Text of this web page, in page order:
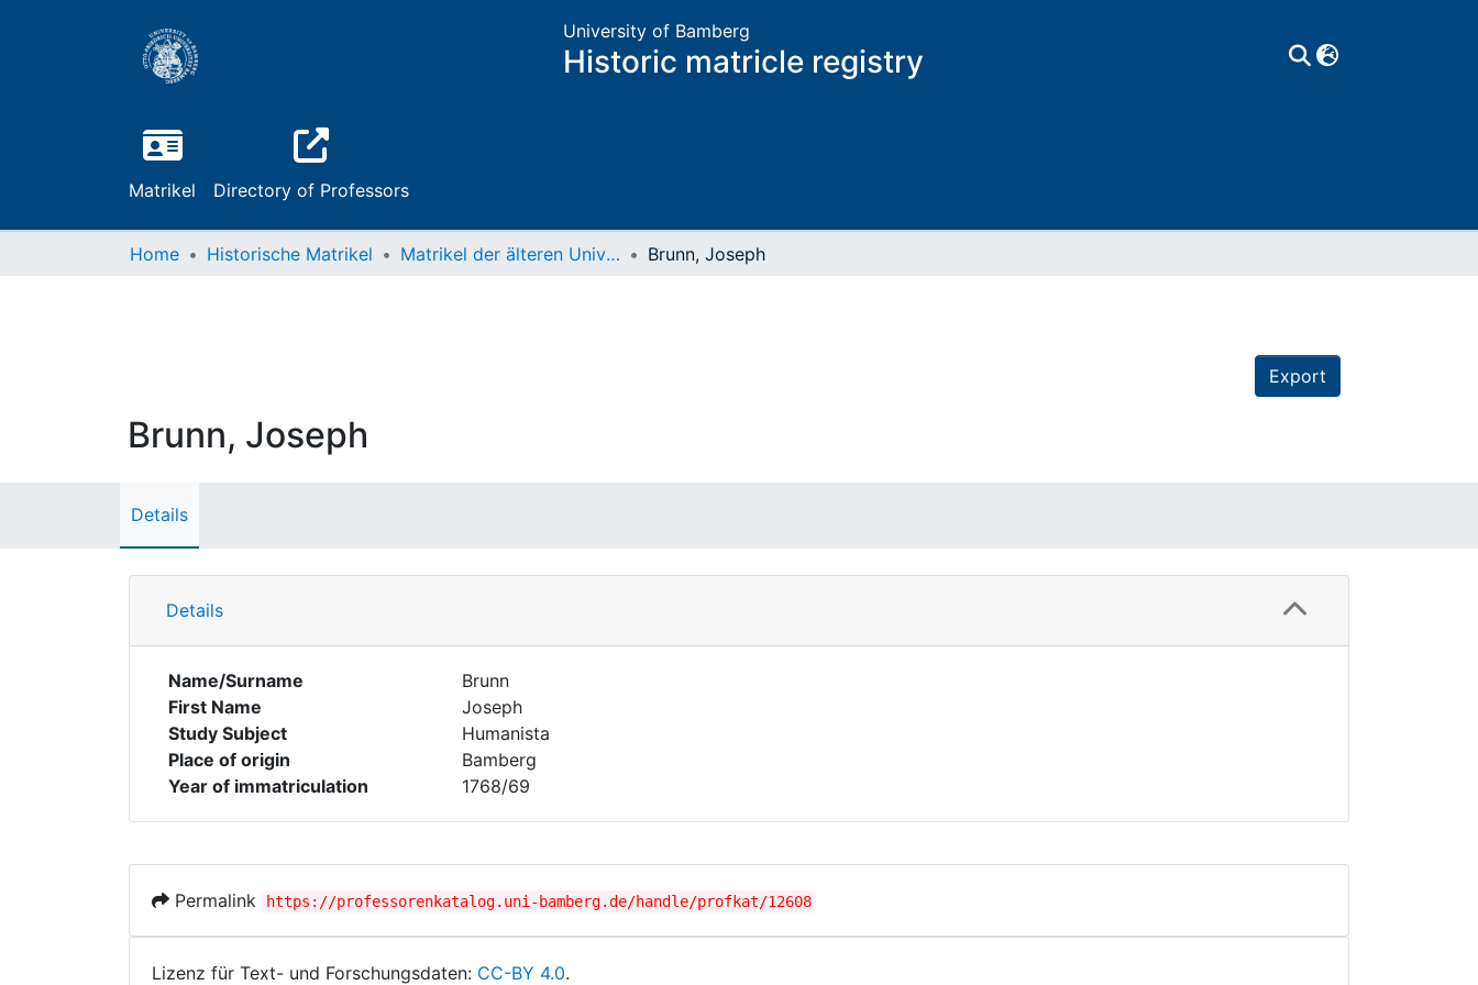
University of Bamberg
Historic matricle registry
Matrikel Directory of Professors
Home Historische Matrikel Matrikel der älteren Universität Brunn, Joseph
Export
Brunn, Joseph
Details
Details
Name/Surname
Brunn
First Name
Joseph
Study Subject
Humanista
Place of origin
Bamberg
Year of immatriculation
1768/69
Permalink https://professorenkatalog.uni-bamberg.de/handle/profkat/12608
Lizenz für Text- und Forschungsdaten: CC-BY 4.0.